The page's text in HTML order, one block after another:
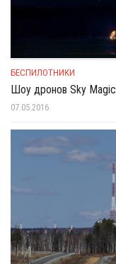
БЕСПИЛОТНИКИ
Шоу дронов Sky Magic
07.05.2016